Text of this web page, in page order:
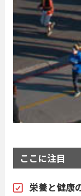
ここに注目
栄養と健康